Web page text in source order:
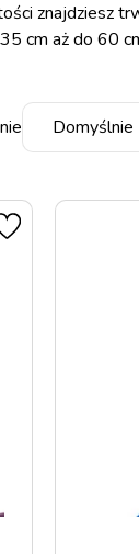
znajdziesz
cm aż do 60
Domyślnie